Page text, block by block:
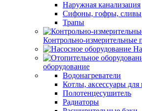
Наружная канализация
Сифоны, гофры, сливы
Трапы
Контрольно-измерительные
оборудование
Водонагреватели
Котлы, аксессуары для
Полотенцесушитель
Радиаторы